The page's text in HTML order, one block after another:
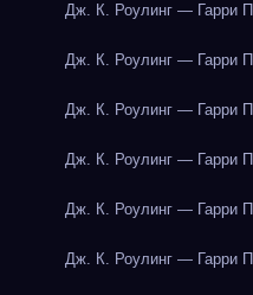
Дж. К. Роулинг — Гарри
Дж. К. Роулинг — Гарри
Дж. К. Роулинг — Гарри
Дж. К. Роулинг — Гарри
Дж. К. Роулинг — Гарри
Дж. К. Роулинг — Гарри